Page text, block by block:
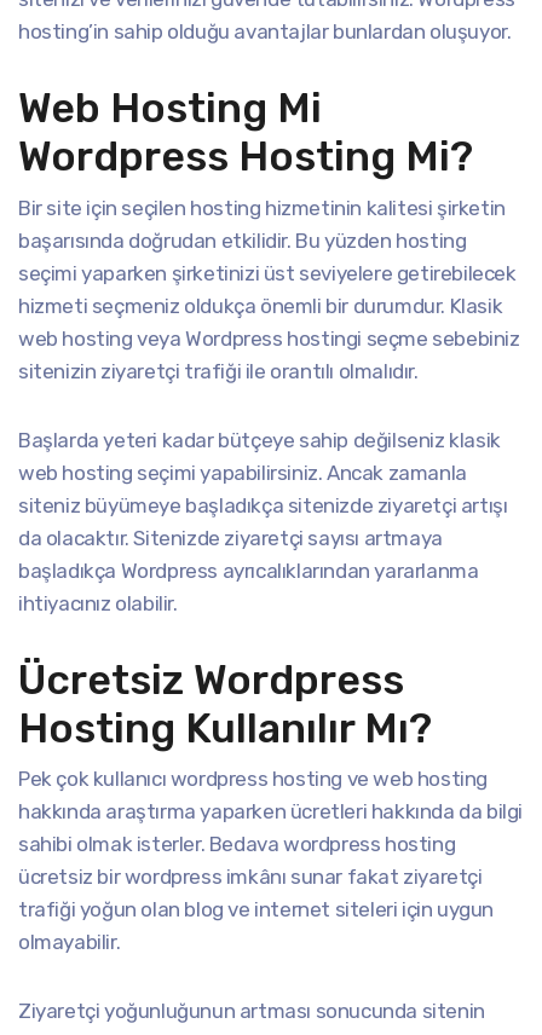
hosting’in sahip olduğu avantajlar bunlardan oluşuyor.
Web Hosting Mi
Wordpress Hosting Mi?
Bir site için seçilen hosting hizmetinin kalitesi şirketin
başarısında doğrudan etkilidir. Bu yüzden hosting
seçimi yaparken şirketinizi üst seviyelere getirebilecek
hizmeti seçmeniz oldukça önemli bir durumdur. Klasik
web hosting veya Wordpress hostingi seçme sebebiniz
sitenizin ziyaretçi trafiği ile orantılı olmalıdır.
Başlarda yeteri kadar bütçeye sahip değilseniz klasik
web hosting seçimi yapabilirsiniz. Ancak zamanla
siteniz büyümeye başladıkça sitenizde ziyaretçi artışı
da olacaktır. Sitenizde ziyaretçi sayısı artmaya
başladıkça Wordpress ayrıcalıklarından yararlanma
ihtiyacınız olabilir.
Ücretsiz Wordpress
Hosting Kullanılır Mı?
Pek çok kullanıcı wordpress hosting ve web hosting
hakkında araştırma yaparken ücretleri hakkında da bilgi
sahibi olmak isterler. Bedava wordpress hosting
ücretsiz bir wordpress imkânı sunar fakat ziyaretçi
trafiği yoğun olan blog ve internet siteleri için uygun
olmayabilir.
Ziyaretçi yoğunluğunun artması sonucunda sitenin